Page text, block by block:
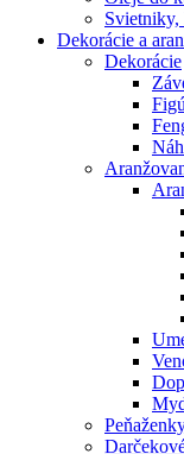
Svietniky,
Dekorácie a
Dekorácie